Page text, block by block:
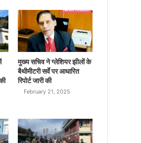
मुख्य सचिव ने ग्लेशियर झीलों के
बैथीमीटरी सर्वे पर आधारित
रिपोर्ट जारी की
February 21, 2025